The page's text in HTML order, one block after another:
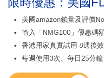
美國amazon鎖量及評價
輸入「NMG100」優惠碼
香港用家真實試用 8週後
每週使用3次、每日25分